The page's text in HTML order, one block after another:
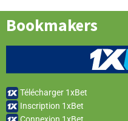
Bookmakers
Télécharger 1xBet
Inscription 1xBet